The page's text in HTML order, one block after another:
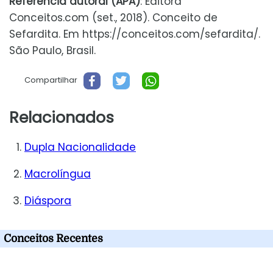
Conceitos.com (set., 2018). Conceito de
Sefardita. Em https://conceitos.com/sefardita/.
São Paulo, Brasil.
Compartilhar
Relacionados
Dupla Nacionalidade
Macrolíngua
Diáspora
Conceitos Recentes